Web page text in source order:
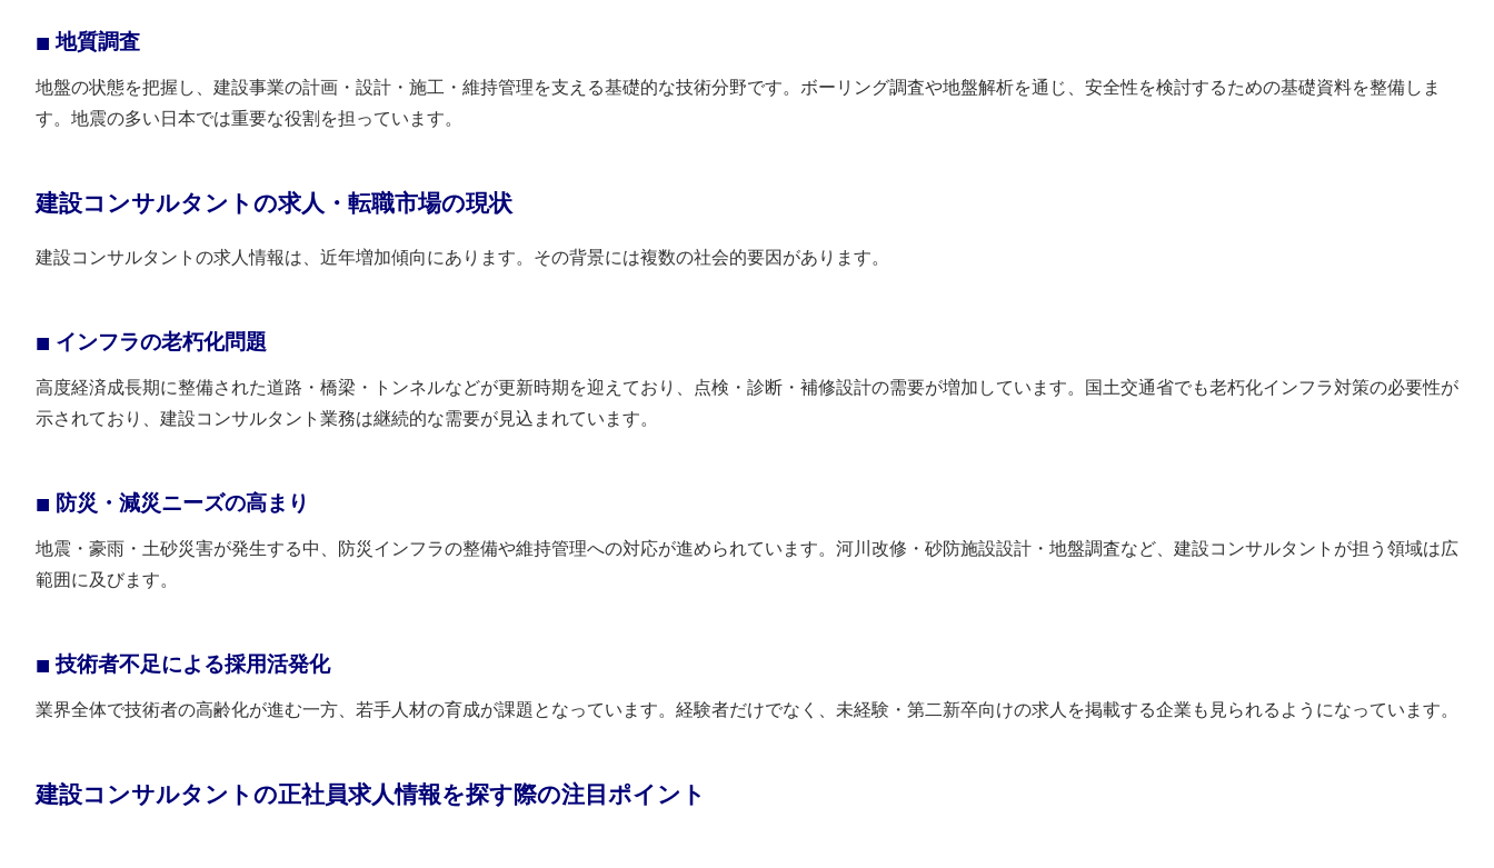
地質調査
地盤の状態を把握し、建設事業の計画・設計・施工・維持管理を支える基礎的な技術分野です。ボーリング調査や地盤解析を通じ、安全性を検討するための基礎資料を整備しま
す。地震の多い日本では重要な役割を担っています。
建設コンサルタントの求人・転職市場の現状
建設コンサルタントの求人情報は、近年増加傾向にあります。その背景には複数の社会的要因があります。
インフラの老朽化問題
高度経済成長期に整備された道路・橋梁・トンネルなどが更新時期を迎えており、点検・診断・補修設計の需要が増加しています。国土交通省でも老朽化インフラ対策の必要性が
示されており、建設コンサルタント業務は継続的な需要が見込まれています。
防災・減災ニーズの高まり
地震・豪雨・土砂災害が発生する中、防災インフラの整備や維持管理への対応が進められています。河川改修・砂防施設設計・地盤調査など、建設コンサルタントが担う領域は広
範囲に及びます。
技術者不足による採用活発化
業界全体で技術者の高齢化が進む一方、若手人材の育成が課題となっています。経験者だけでなく、未経験・第二新卒向けの求人を掲載する企業も見られるようになっています。
建設コンサルタントの正社員求人情報を探す際の注目ポイント